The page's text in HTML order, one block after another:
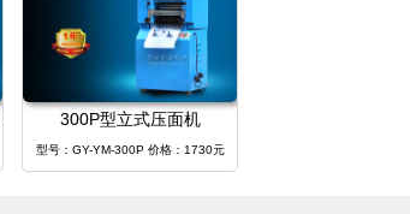
300P型立式压面机
型号：GY-YM-300P 价格：1730元